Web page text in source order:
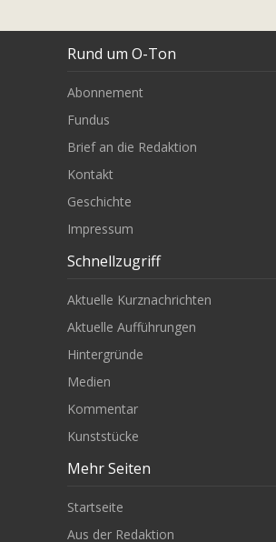
Rund um O-Ton
Abonnement
Fundus
Brief an die Redaktion
Kontakt
Geschichte
Impressum
Schnellzugriff
Aktuelle Kurznachrichten
Aktuelle Aufführungen
Hintergründe
Medien
Kommentar
Kunststücke
Mehr Seiten
Startseite
Aus der Redaktion